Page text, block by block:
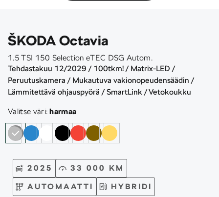
ŠKODA Octavia
1.5 TSI 150 Selection eTEC DSG Autom.
Tehdastakuu 12/2029 / 100tkm! / Matrix-LED /
Peruutuskamera / Mukautuva vakionopeudensäädin /
Lämmitettävä ohjauspyörä / SmartLink / Vetokoukku
Valitse väri:harmaa
2025
33 000 KM
AUTOMAATTI
HYBRIDI